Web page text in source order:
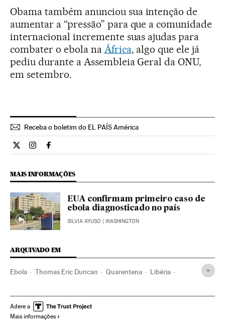
Obama também anunciou sua intenção de
aumentar a “pressão” para que a comunidade
internacional incremente suas ajudas para
combater o ebola na África, algo que ele já
pediu durante a Assembleia Geral da ONU,
em setembro.
Receba o boletim do EL PAÍS América
Internacional El País Brasil en Twitter
Internacional El País Brasil en Instagram
Internacional El País Brasil en Facebook
MAIS INFORMAÇÕES
EUA confirmam primeiro caso de
ebola diagnosticado no país
SILVIA AYUSO | WASHINGTON
ARQUIVADO EM
Ebola Thomas Eric Duncan Quarentena Libéria
África subsaariana África meridional
Transmissão doenças
Adere a
Mais informações